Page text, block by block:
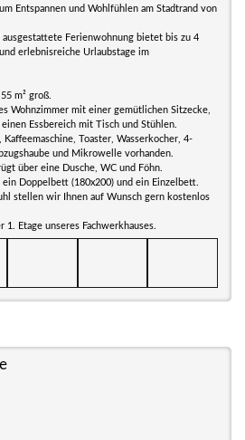
Entspannen und Wohlfühlen am Stadtrand von
Ferienwohnung bietet bis zu 4
erlebnisreiche Urlaubstage im
m² groß.
Wohnzimmer mit einer gemütlichen Sitzecke,
Essbereich mit Tisch und Stühlen.
Kaffeemaschine, Toaster, Wasserkocher, 4-
und Mikrowelle vorhanden.
über eine Dusche, WC und Föhn.
ein Doppelbett (180x200) und ein Einzelbett.
stellen wir Ihnen auf Wunsch gern kostenlos
Etage unseres Fachwerkhauses.